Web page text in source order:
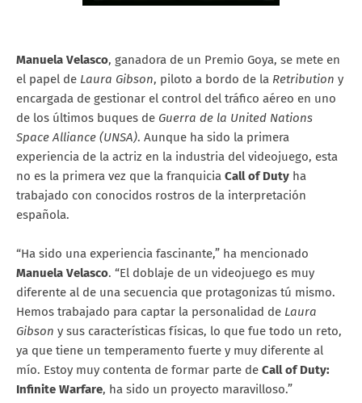
Manuela Velasco, ganadora de un Premio Goya, se mete en
el papel de Laura Gibson, piloto a bordo de la Retribution y
encargada de gestionar el control del tráfico aéreo en uno
de los últimos buques de Guerra de la United Nations
Space Alliance (UNSA). Aunque ha sido la primera
experiencia de la actriz en la industria del videojuego, esta
no es la primera vez que la franquicia Call of Duty ha
trabajado con conocidos rostros de la interpretación
española.
“Ha sido una experiencia fascinante,” ha mencionado
Manuela Velasco. “El doblaje de un videojuego es muy
diferente al de una secuencia que protagonizas tú mismo.
Hemos trabajado para captar la personalidad de Laura
Gibson y sus características físicas, lo que fue todo un reto,
ya que tiene un temperamento fuerte y muy diferente al
mío. Estoy muy contenta de formar parte de Call of Duty:
Infinite Warfare, ha sido un proyecto maravilloso.”